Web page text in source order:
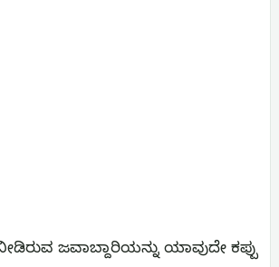
ಜವಾಬ್ದಾರಿಯನ್ನು ಯಾವುದೇ ಕಪ್ಪು